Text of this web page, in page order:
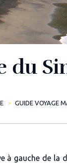
du
GUIDE VOYAGE
à gauche de la